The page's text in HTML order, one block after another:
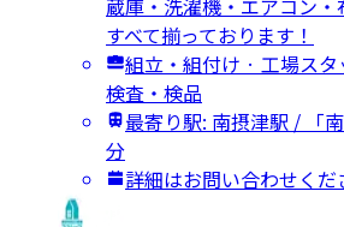
蔵庫・洗濯機・エアコン
すべて揃っております！
組立・組付け · 工場ス
検査・検品
最寄り駅: 南摂津駅 / 「
分
詳細はお問い合わせくだ